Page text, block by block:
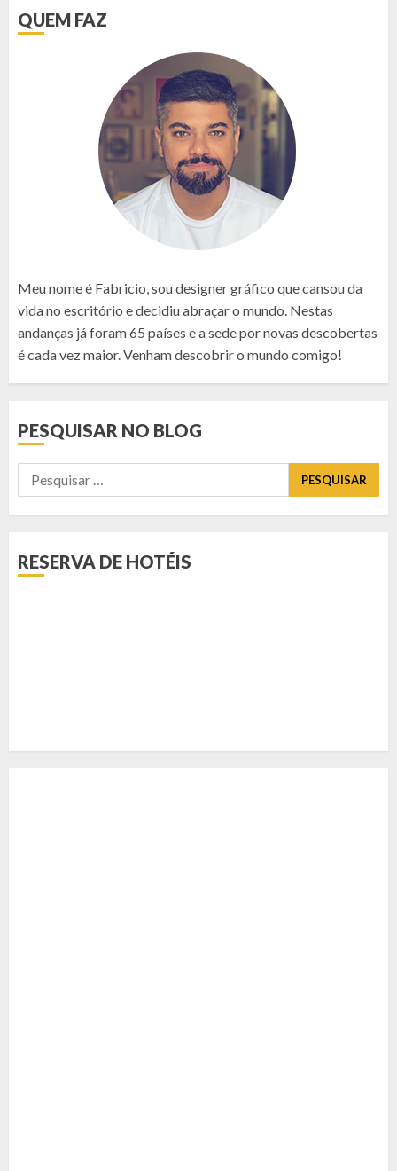
QUEM FAZ
Meu nome é Fabricio, sou designer gráfico que cansou da
vida no escritório e decidiu abraçar o mundo. Nestas
andanças já foram 65 países e a sede por novas descobertas
é cada vez maior. Venham descobrir o mundo comigo!
PESQUISAR NO BLOG
Pesquisar
por:
RESERVA DE HOTÉIS